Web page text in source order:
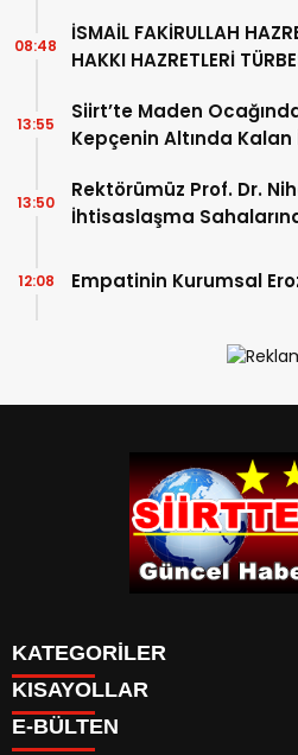
İSMAİL FAKİRULLAH
HAKKI HAZRETLERİ
08:48
Siirt’te Maden
Kepçenin Altında Kalan
13:55
Rektörümüz Prof. Dr.
İhtisaslaşma
13:50
Empatinin Kurumsal
12:08
KATEGORİLER
SPOR
Eruh Haberleri
KISAYOLLAR
MANSET
E-BÜLTEN